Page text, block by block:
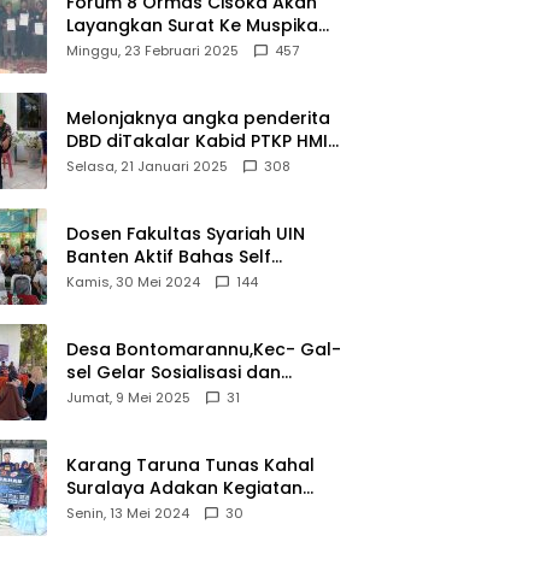
Layangkan Surat Ke Muspika
Atas Adanya Kantor Matel di
Minggu, 23 Februari 2025 457
Melonjaknya angka penderita
DBD diTakalar Kabid PTKP HMI
Cab.Takalar angkat bicara
Selasa, 21 Januari 2025 308
Dosen Fakultas Syariah UIN
Banten Aktif Bahas Self
Declare Halal dalam Forum
Kamis, 30 Mei 2024 144
Desa Bontomarannu,Kec- Gal-
sel Gelar Sosialisasi dan
Bimtek Pemutakhiran Data ID
Jumat, 9 Mei 2025 31
Karang Taruna Tunas Kahal
Suralaya Adakan Kegiatan
Bansos Terhadap Kaum
Senin, 13 Mei 2024 30